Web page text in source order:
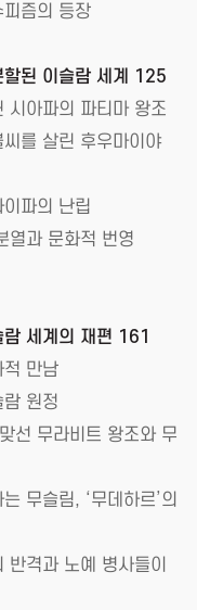
즘의 등장
된 이슬람 세계 125
시아파의 파티마 왕조
를 살린 후우마이야
파의 난립
열과 문화적 번영
세계의 재편 161
적 만남
원정
선 무라비트 왕조와 무
무슬림, ‘무데하르’의
격과 노예 병사들이